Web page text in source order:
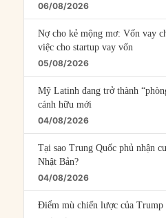
06/08/2026
Nợ cho kẻ mộng mơ: Vốn vay
việc cho startup vay vốn
05/08/2026
Mỹ Latinh đang trở thành
cánh hữu mới
04/08/2026
Tại sao Trung Quốc phủ nhận
Nhật Bản?
04/08/2026
Điểm mù chiến lược của